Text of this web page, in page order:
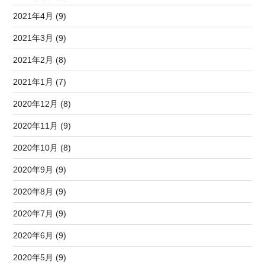
2021年4月 (9)
2021年3月 (9)
2021年2月 (8)
2021年1月 (7)
2020年12月 (8)
2020年11月 (9)
2020年10月 (8)
2020年9月 (9)
2020年8月 (9)
2020年7月 (9)
2020年6月 (9)
2020年5月 (9)